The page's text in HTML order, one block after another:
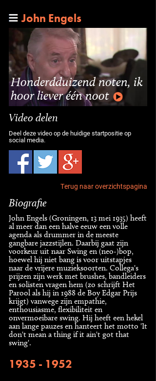
John Engels
Honderdduizend noten, ik
hoor liever één noot
Video delen
Deel deze video op de huidige startpositie op
social media.
Terug naar overzichtspagina
Biografie
John Engels (Groningen, 13 mei 1935) heeft
al meer dan een halve eeuw een volle
agenda als drummer in de meeste
gangbare jazzstijlen. Daarbij gaat zijn
voorkeur uit naar Swing en (neo-)bop,
hoewel hij niet bang is voor uitstapjes
naar de vrijere muzieksoorten. Collega's
prijzen zijn werk met brushes, bandleiders
en solisten vragen hem (zo schrijft Het
Parool als hij in 1988 de Boy Edgar Prijs
krijgt) vanwege zijn empathie,
enthousiasme, flexibiliteit en
onvermoeibare swing. Hij heeft een hekel
aan lange pauzes en hanteert het motto 'It
don't mean a thing if it ain't got that
swing'.
1935 - 1952